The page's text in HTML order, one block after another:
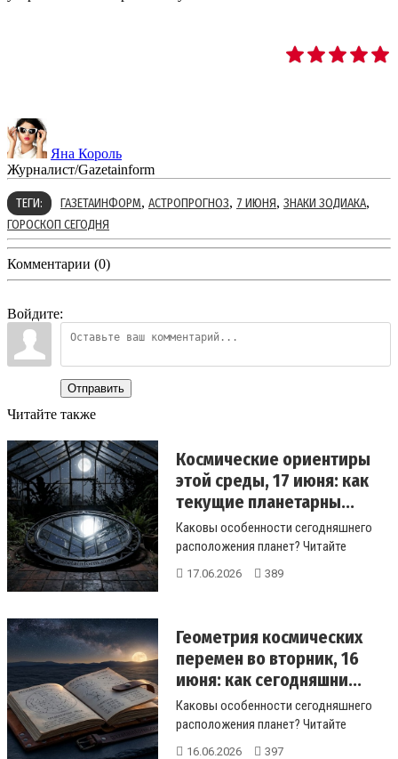
Яна Король
Журналист/Gazetainform
ТЕГИ: ГАЗЕТАИНФОРМ, АСТРОПРОГНОЗ, 7 ИЮНЯ, ЗНАКИ ЗОДИАКА,
ГОРОСКОП СЕГОДНЯ
Комментарии (0)
Войдите:
Отправить
Читайте также
Космические ориентиры
этой среды, 17 июня: как
текущие планетарны...
Каковы особенности сегодняшнего
расположения планет? Читайте
уникальный, подробный и свежий
17.06.2026 389
Геометрия космических
перемен во вторник, 16
июня: как сегодняшни...
Каковы особенности сегодняшнего
расположения планет? Читайте
уникальный, подробный и свежий
16.06.2026 397